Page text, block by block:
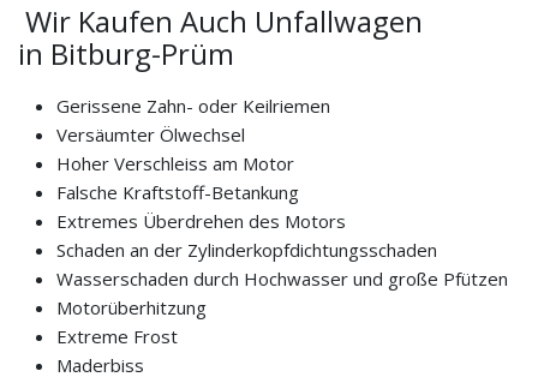
Wir Kaufen Auch Unfallwagen
in Bitburg-Prüm
Gerissene Zahn- oder Keilriemen
Versäumter Ölwechsel
Hoher Verschleiss am Motor
Falsche Kraftstoff-Betankung
Extremes Überdrehen des Motors
Schaden an der Zylinderkopfdichtungsschaden
Wasserschaden durch Hochwasser und große Pfützen
Motorüberhitzung
Extreme Frost
Maderbiss